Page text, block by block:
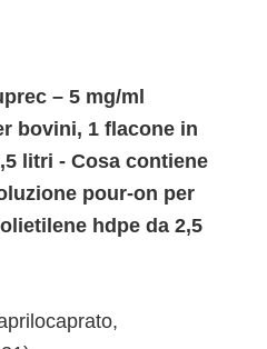
– 5 mg/ml
bovini, 1 flacone in
litri - Cosa contiene
pour-on per
hdpe da 2,5